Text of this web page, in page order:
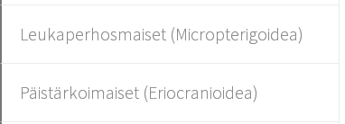
Leukaperhosmaiset (Micropterigoidea)
Päistärkoimaiset (Eriocranioidea)